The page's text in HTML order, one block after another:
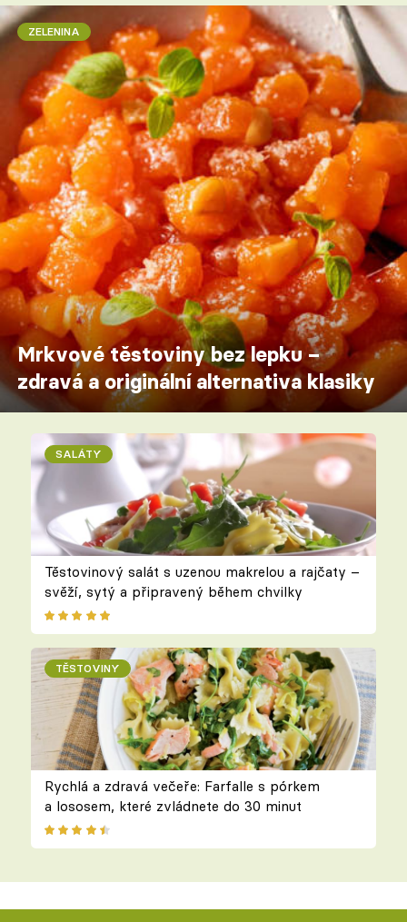
ZELENINA
Mrkvové těstoviny bez lepku –
zdravá a originální alternativa klasiky
SALÁTY
Těstovinový salát s uzenou makrelou a rajčaty –
svěží, sytý a připravený během chvilky
TĚSTOVINY
Rychlá a zdravá večeře: Farfalle s pórkem
a lososem, které zvládnete do 30 minut